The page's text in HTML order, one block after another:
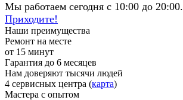
Мы работаем сегодня с 10:00 до 20:00.
Приходите!
Наши преимущества
Ремонт на месте
от 15 минут
Гарантия до 6 месяцев
Нам доверяют тысячи людей
4 сервисных центра (карта)
Мастера с опытом